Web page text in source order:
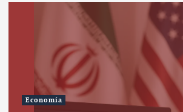
Economía